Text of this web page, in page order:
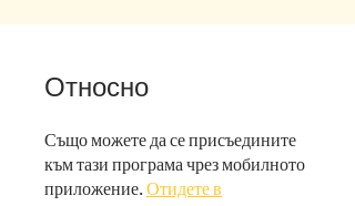
Относно
Също можете да се присъедините
към тази програма чрез мобилното
приложение.Отидете в